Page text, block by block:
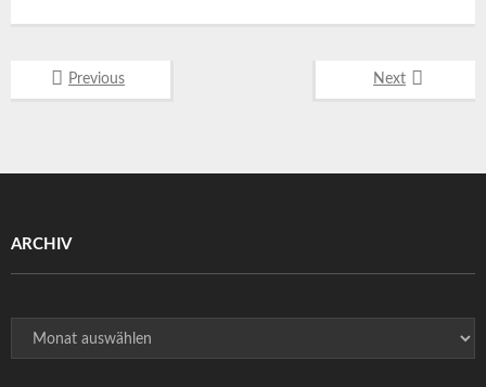
Previous Next
ARCHIV
Archiv